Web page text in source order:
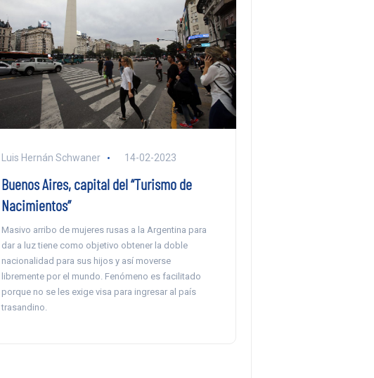
Luis Hernán Schwaner 14-02-2023
Buenos Aires, capital del “Turismo de
Nacimientos”
Masivo arribo de mujeres rusas a la Argentina para
dar a luz tiene como objetivo obtener la doble
nacionalidad para sus hijos y así moverse
libremente por el mundo. Fenómeno es facilitado
porque no se les exige visa para ingresar al país
trasandino.